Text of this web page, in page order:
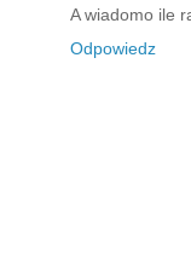
A wiadomo ile
Odpowiedz